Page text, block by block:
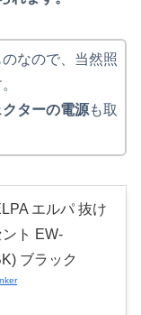
なので、当然照
ターの電源も取
エルパ 抜け
ント EW-
ブラック